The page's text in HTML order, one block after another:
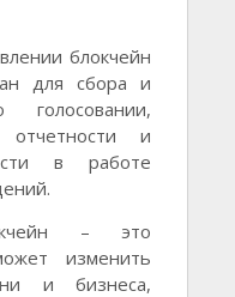
блокчейн
для сбора и
отчетности и
в работе
– это
изменить
и бизнеса,